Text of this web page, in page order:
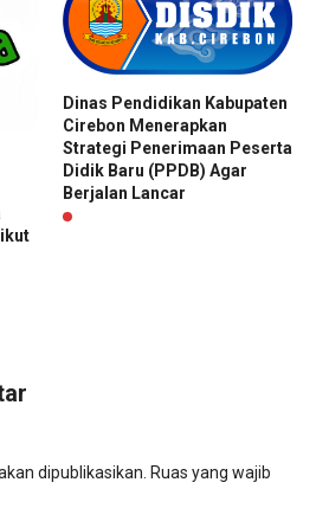
Dinas Pendidikan Kabupaten
Cirebon Menerapkan
Strategi Penerimaan Peserta
Didik Baru (PPDB) Agar
Berjalan Lancar
dipublikasikan. Ruas yang wajib